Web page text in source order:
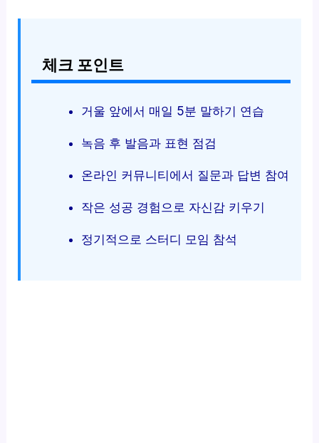
체크 포인트
거울 앞에서 매일 5분 말하기 연습
녹음 후 발음과 표현 점검
온라인 커뮤니티에서 질문과 답변 참여
작은 성공 경험으로 자신감 키우기
정기적으로 스터디 모임 참석